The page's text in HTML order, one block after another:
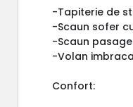
-Tapiterie de
-Scaun sofer
-Scaun
-Volan
Confort: